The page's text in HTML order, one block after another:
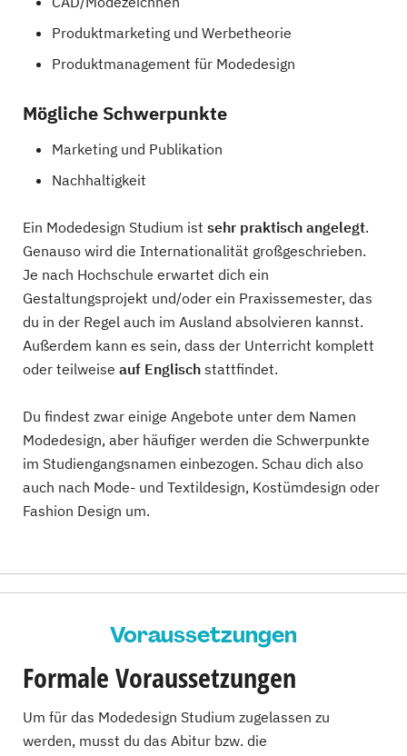
Produktmarketing und Werbetheorie
Produktmanagement für Modedesign
Mögliche Schwerpunkte
Marketing und Publikation
Nachhaltigkeit
Ein Modedesign Studium ist sehr praktisch angelegt.
Genauso wird die Internationalität großgeschrieben.
Je nach Hochschule erwartet dich ein
Gestaltungsprojekt und/oder ein Praxissemester, das
du in der Regel auch im Ausland absolvieren kannst.
Außerdem kann es sein, dass der Unterricht komplett
oder teilweise auf Englisch stattfindet.
Du findest zwar einige Angebote unter dem Namen
Modedesign, aber häufiger werden die Schwerpunkte
im Studiengangsnamen einbezogen. Schau dich also
auch nach Mode- und Textildesign, Kostümdesign oder
Fashion Design um.
Voraussetzungen
Formale Voraussetzungen
Um für das Modedesign Studium zugelassen zu
werden, musst du das Abitur bzw. die